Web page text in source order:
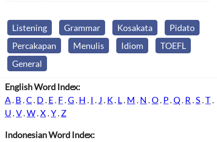
Listening Grammar Kosakata
Pidato
Percakapan
Menulis Idiom
TOEFL
General
English Word Index:
A. B .C. D . E. F.G. H . I . J . K. L. M . N .O. P.Q. R .S .T.
U .V.W.X .Y. Z
Indonesian Word Index: